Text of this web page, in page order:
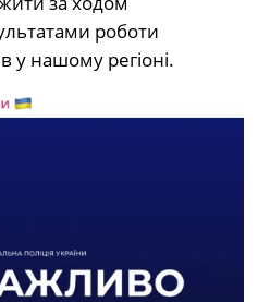
роботи
у нашому регіоні.